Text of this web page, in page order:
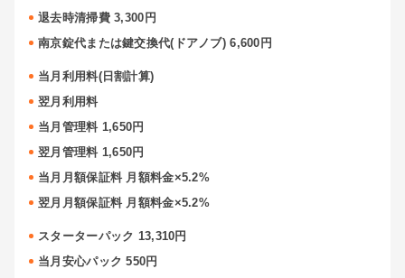
退去時清掃費 3,300円
南京錠代または鍵交換代(ドアノブ) 6,600円
当月利用料(日割計算)
翌月利用料
当月管理料 1,650円
翌月管理料 1,650円
当月月額保証料 月額料金×5.2%
翌月月額保証料 月額料金×5.2%
スターターパック 13,310円
当月安心パック 550円